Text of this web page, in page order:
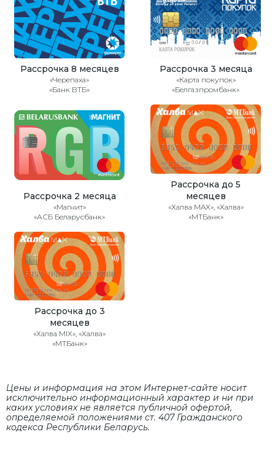
Рассрочка 8 месяцев
«Черепаха»
«Банк ВТБ»
Рассрочка 3 месяца
«Карта покупок»
«Белгазпромбанк»
Рассрочка 2 месяца
«Магнит»
«АСБ Беларусбанк»
Рассрочка до 5
месяцев
«Халва MAX», «Халва»
«МТБанк»
Рассрочка до 3
месяцев
«Халва MIX», «Халва»
«МТБанк»
Цены и информация на этом Интернет-сайте носит
исключительно информационный характер и ни при
каких условиях не является публичной офертой,
определяемой положениями cт. 407 Гражданского
кодекса Республики Беларусь.